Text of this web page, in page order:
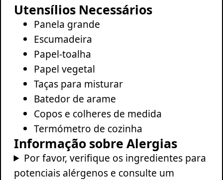
Utensílios Necessários
Panela grande
Escumadeira
Papel-toalha
Papel vegetal
Taças para misturar
Batedor de arame
Copos e colheres de medida
Termómetro de cozinha
Informação sobre Alergias
Por favor, verifique os ingredientes para
potenciais alérgenos e consulte um